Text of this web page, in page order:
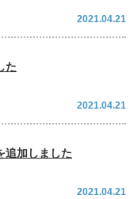
2021.04.21
た
2021.04.21
追加しました
2021.04.21